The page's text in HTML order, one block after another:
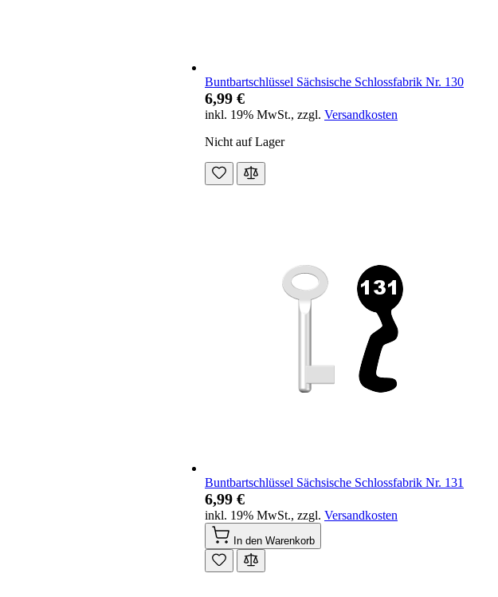
Buntbartschlüssel Sächsische Schlossfabrik Nr. 130
6,99 €
inkl. 19% MwSt., zzgl. Versandkosten
Nicht auf Lager
Buntbartschlüssel Sächsische Schlossfabrik Nr. 131
6,99 €
inkl. 19% MwSt., zzgl. Versandkosten
In den Warenkorb